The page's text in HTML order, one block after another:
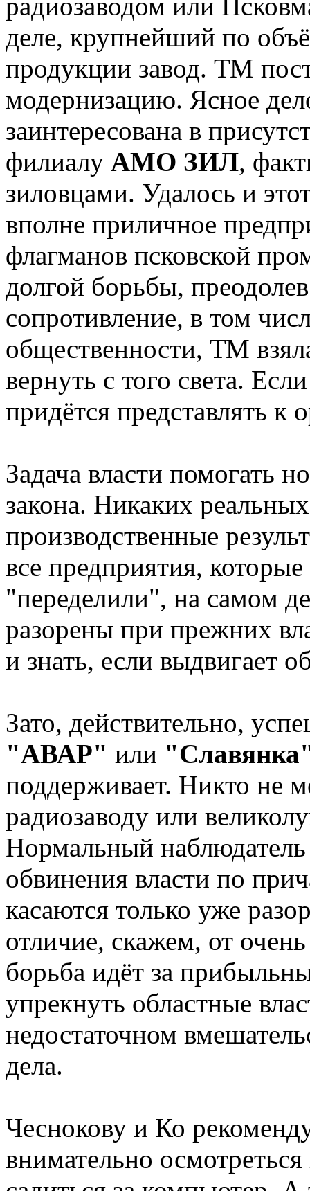
деле, крупнейший по
продукции завод. ТМ
модернизацию. Ясное
заинтересована в
филиалу АМО ЗИЛ,
зиловцами. Удалось и
вполне приличное
флагманов псковской
долгой борьбы,
сопротивление, в том
общественности, ТМ
вернуть с того света.
придётся представлять к
Задача власти помогать
закона. Никаких
производственные
все предприятия,
"переделили", на самом
разорены при прежних
и знать, если выдвигает
Зато, действительно,
"АВАР" или
поддерживает. Никто не
радиозаводу или
Нормальный
обвинения власти по
касаются только уже
отличие, скажем, от
борьба идёт за
упрекнуть областные
недостаточном
дела.
Чеснокову и Ко
внимательно